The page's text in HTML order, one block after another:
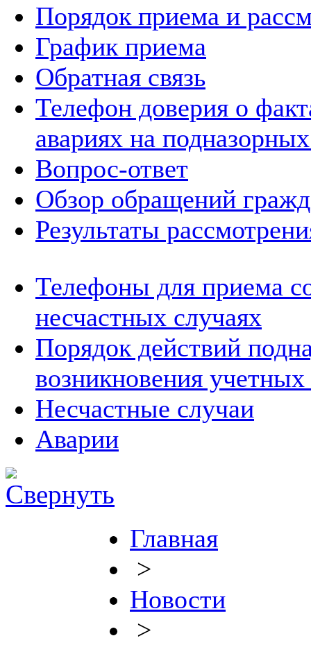
Порядок приема и
График приема
Обратная связь
Телефон доверия о
авариях на
Вопрос-ответ
Обзор обращений
Результаты
Телефоны для приема
несчастных случаях
Порядок действий
возникновения
Несчастные случаи
Аварии
Главная
>
Новости
>